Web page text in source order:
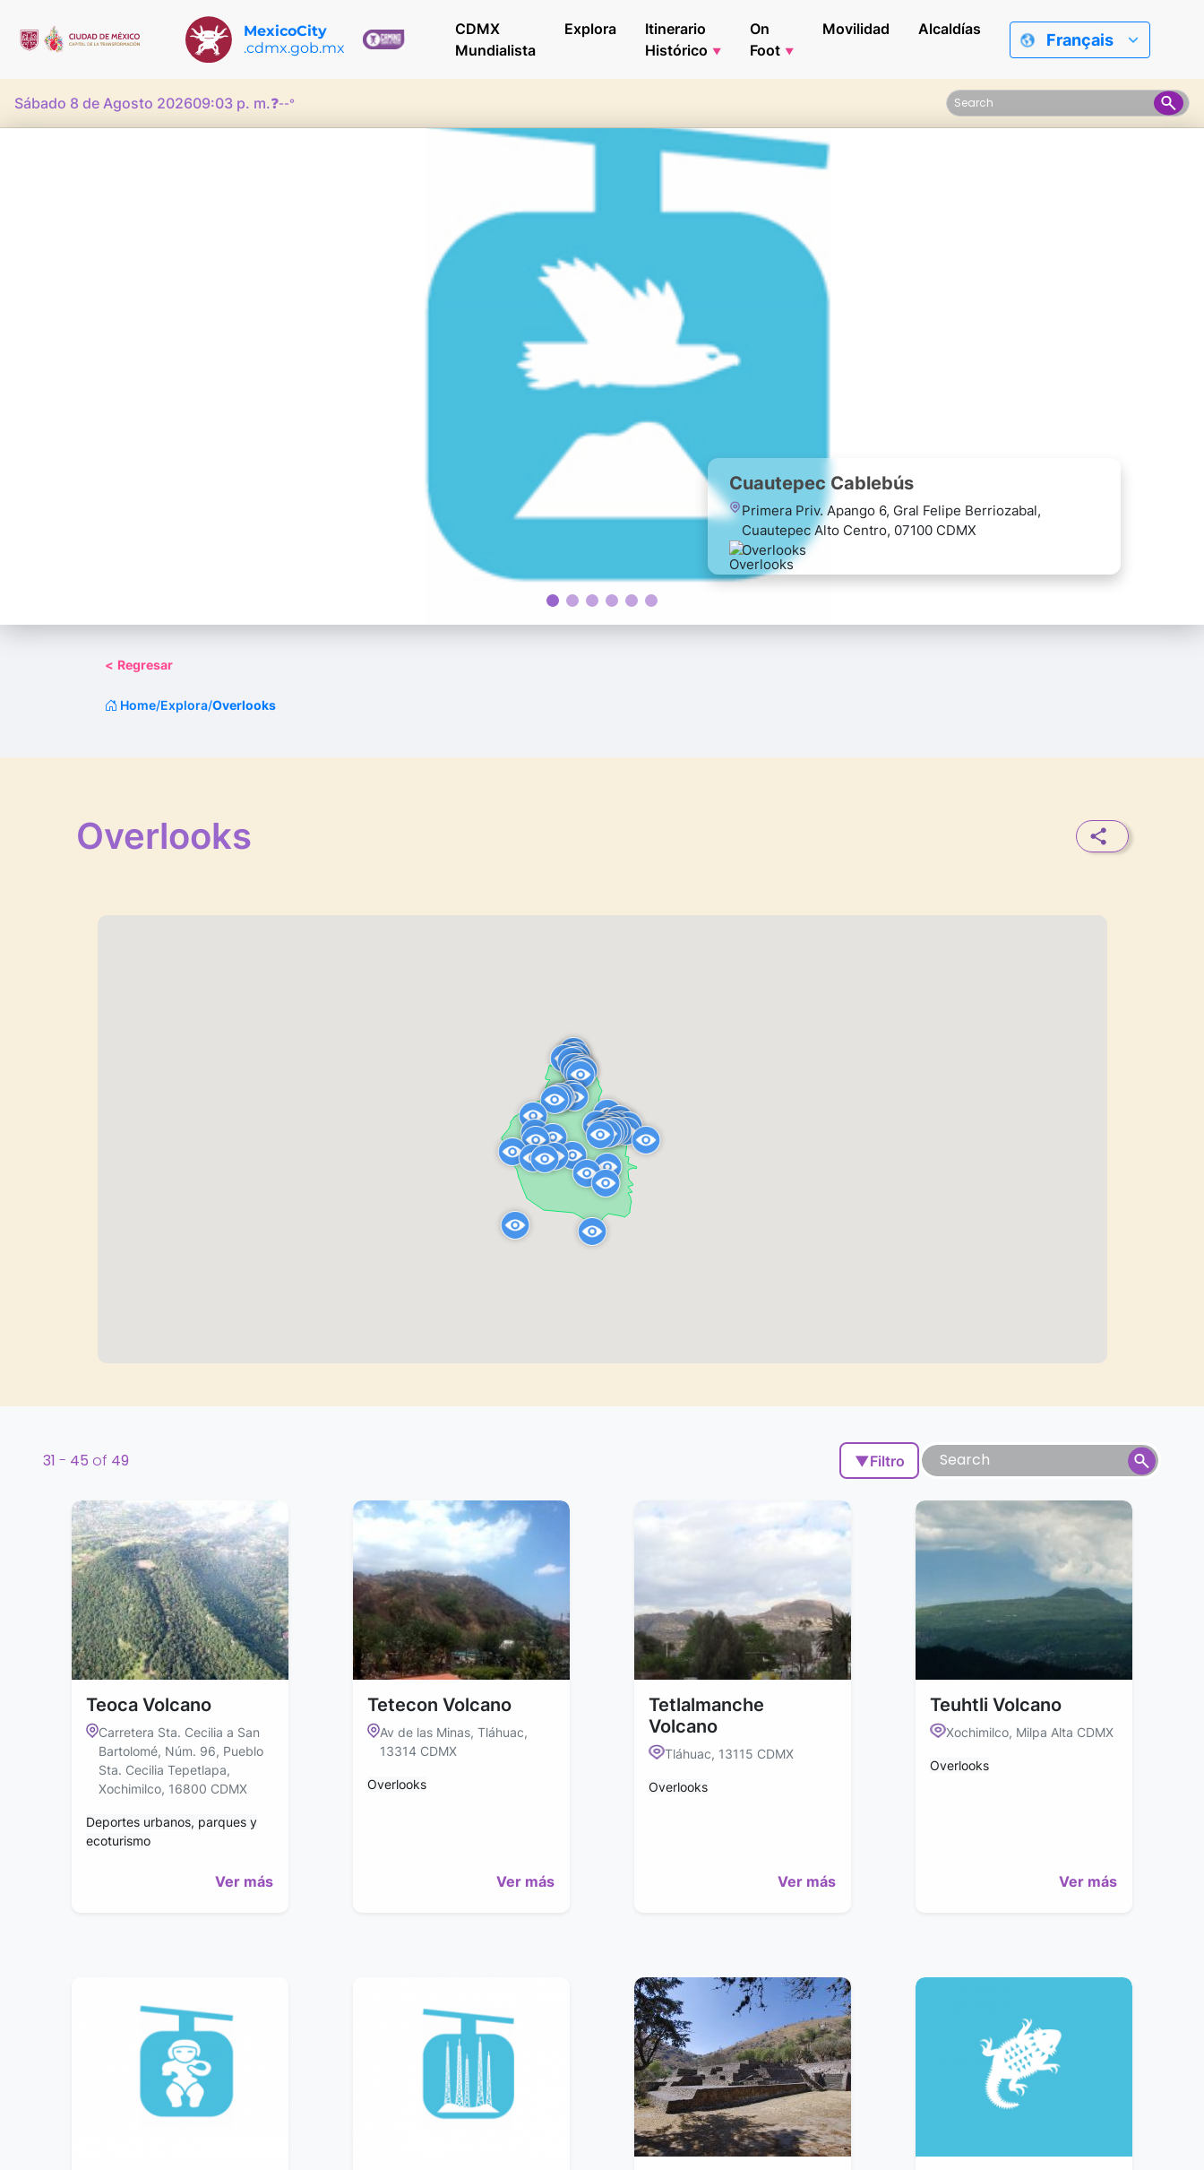
MexicoCity
.cdmx.gob.mx
CDMX
Mundialista
Explora
Itinerario
Histórico
On
Foot
Movilidad Alcaldías
Français
Sábado 8 de Agosto 202609:03 p. m.❓--°
Cuautepec Cablebús
Primera Priv. Apango 6, Gral Felipe Berriozabal,
Cuautepec Alto Centro, 07100 CDMX
Overlooks
< Regresar
Home/Explora/Overlooks
Overlooks
31 - 45 of 49 ▼Filtro
Teoca Volcano
Carretera Sta. Cecilia a San
Bartolomé, Núm. 96, Pueblo
Sta. Cecilia Tepetlapa,
Xochimilco, 16800 CDMX
Deportes urbanos, parques y
ecoturismo
Ver más
Tetecon Volcano
Av de las Minas, Tláhuac,
13314 CDMX
Overlooks
Ver más
Tetlalmanche
Volcano
Tláhuac, 13115 CDMX
Overlooks
Ver más
Teuhtli Volcano
Xochimilco, Milpa Alta CDMX
Overlooks
Ver más